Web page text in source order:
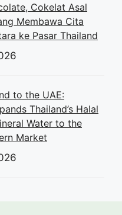
Cokelat Asal
Membawa Cita
ke Pasar Thailand
to the UAE:
Thailand’s Halal
Water to the
Market